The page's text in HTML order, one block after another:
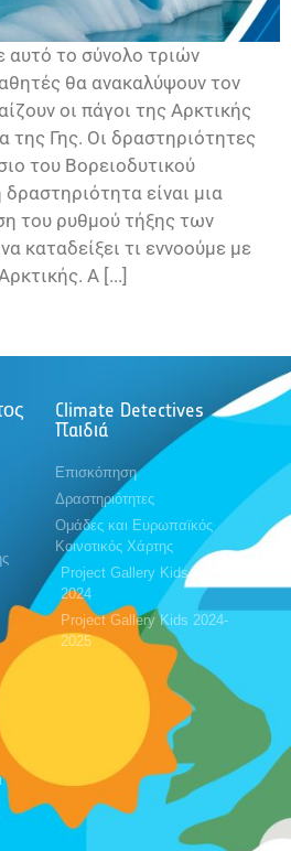
αυτό το σύνολο τριών
θα ανακαλύψουν τον
οι πάγοι της Αρκτικής
της Γης. Οι δραστηριότητες
του Βορειοδυτικού
είναι μια
του ρυθμού τήξης των
καταδείξει τι εννοούμε με
A [...]
Climate Detectives
Παιδιά
Επισκόπηση
Δραστηριότητες
Ομάδες και Ευρωπαϊκός
Κοινοτικός Χάρτης
Project Gallery Kids 2023-
2024
Project Gallery Kids 2024-
2025